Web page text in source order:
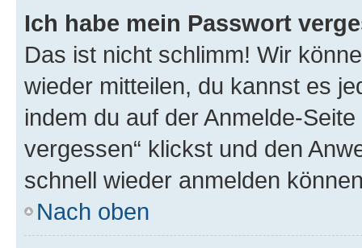
Ich habe mein Passwort
Das ist nicht schlimm! Wir
wieder mitteilen, du kannst es
indem du auf der Anmelde-
vergessen“ klickst und den
schnell wieder anmelden
Nach oben